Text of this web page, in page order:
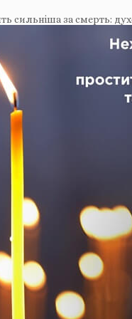
сильніша за смерть: